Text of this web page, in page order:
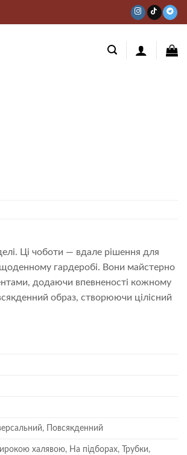
Ці чоботи — вдале рішення для
щоденному гардеробі. Вони майстерно
додаючи впевненості кожному
образ, створюючи цілісний
Повсякденний
халявою, На підборах, Трубки,